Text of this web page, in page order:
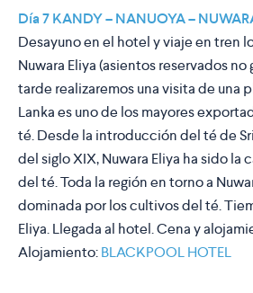
Día 7 KANDY – NANUOYA –
Desayuno en el hotel y viaje en tren
Nuwara Eliya (asientos reservados no
tarde realizaremos una visita de una
Lanka es uno de los mayores
té. Desde la introducción del té de
del siglo XIX, Nuwara Eliya ha sido la
del té. Toda la región en torno a
dominada por los cultivos del té.
Eliya. Llegada al hotel. Cena y
Alojamiento:BLACKPOOL HOTEL